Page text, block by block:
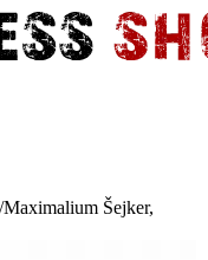
/Maximalium Šejker,